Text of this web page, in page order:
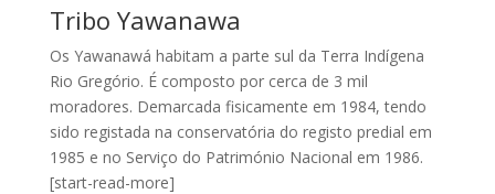
Tribo Yawanawa
Os Yawanawá habitam a parte sul da Terra Indígena
Rio Gregório. É composto por cerca de 3 mil
moradores. Demarcada fisicamente em 1984, tendo
sido registada na conservatória do registo predial em
1985 e no Serviço do Património Nacional em 1986.
[start-read-more]